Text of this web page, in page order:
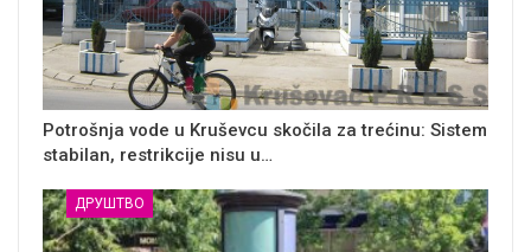
Potrošnja vode u Kruševcu skočila za trećinu: Sistem
stabilan, restrikcije nisu u…
ДРУШТВО